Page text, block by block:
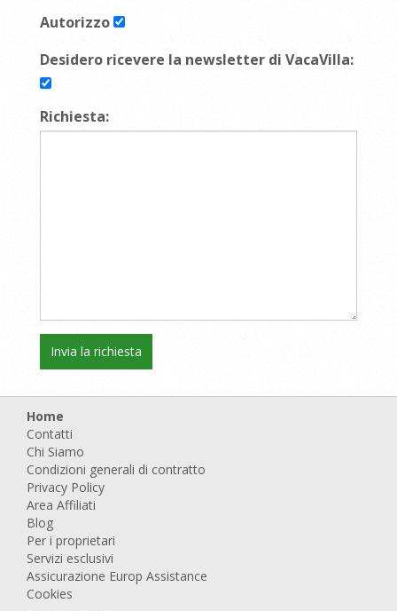
Autorizzo
Desidero ricevere la newsletter di VacaVilla:
Richiesta:
Home
Contatti
Chi Siamo
Condizioni generali di contratto
Privacy Policy
Area Affiliati
Blog
Per i proprietari
Servizi esclusivi
Assicurazione Europ Assistance
Cookies